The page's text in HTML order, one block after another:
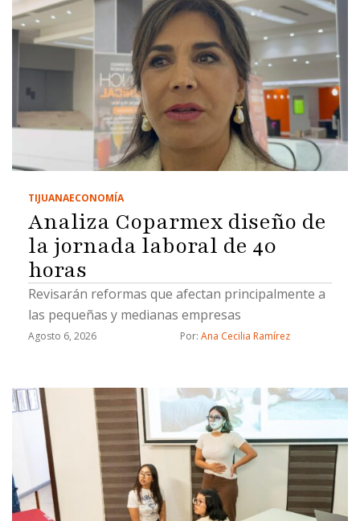
TIJUANAECONOMÍA
Analiza Coparmex diseño de
la jornada laboral de 40
horas
Revisarán reformas que afectan principalmente a
las pequeñas y medianas empresas
Agosto 6, 2026 Por: Ana Cecilia Ramírez